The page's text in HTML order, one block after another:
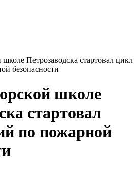
Петрозаводска стартовал цикл
безопасности
школе
стартовал
по пожарной